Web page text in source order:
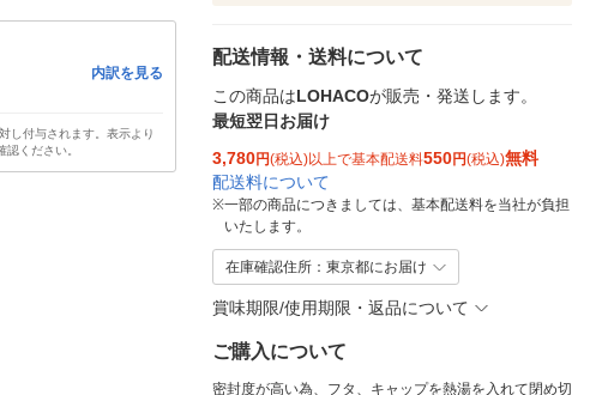
内訳を見る
し付与されます。表示より
ください。
配送情報・送料について
この商品はLOHACOが販売・発送します。
最短翌日お届け
3,780円(税込)以上で基本配送料550円(税込)無料
配送料について
※一部の商品につきましては、基本配送料を当社が負担
いたします。
在庫確認住所：東京都にお届け
賞味期限/使用期限・返品について
ご購入について
密封度が高い為、フタ、キャップを熱湯を入れて閉め切